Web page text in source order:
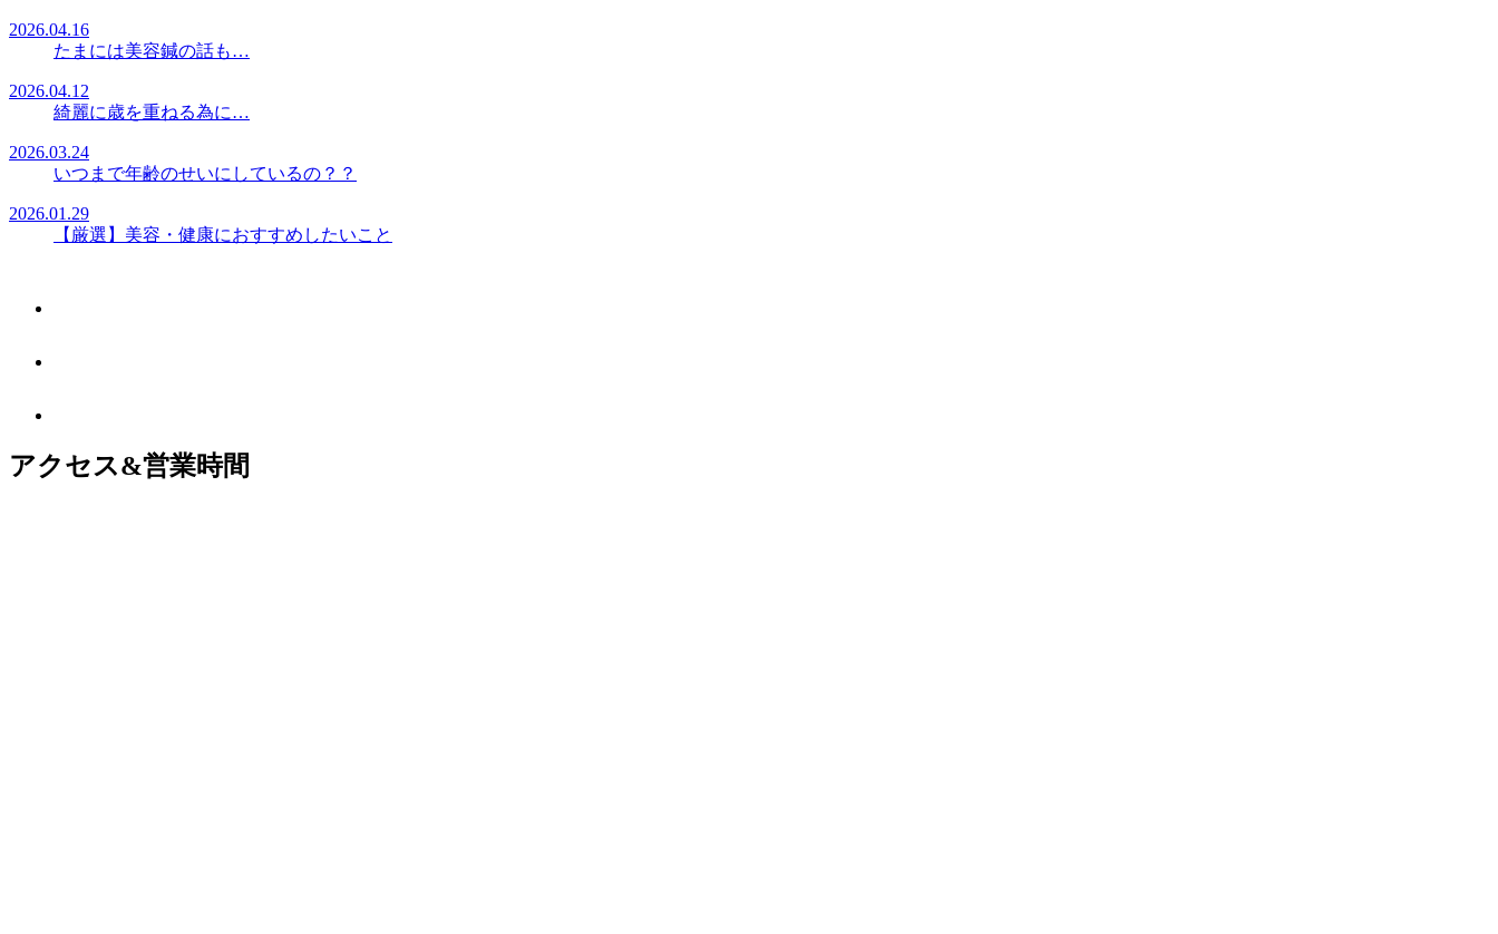
2026.04.16
たまには美容鍼の話も…
2026.04.12
綺麗に歳を重ねる為に…
2026.03.24
いつまで年齢のせいにしているの？？
2026.01.29
【厳選】美容・健康におすすめしたいこと
アクセス&営業時間